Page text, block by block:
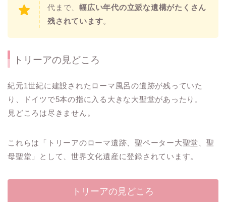
代まで、幅広い年代の立派な遺構がたくさん
残されています。
トリーアの見どころ
紀元1世紀に建設されたローマ風呂の遺跡が残っていた
り、ドイツで5本の指に入る大きな大聖堂があったり。
見どころは尽きません。
これらは「トリーアのローマ遺跡、聖ペーター大聖堂、聖
母聖堂」として、世界文化遺産に登録されています。
トリーアの見どころ